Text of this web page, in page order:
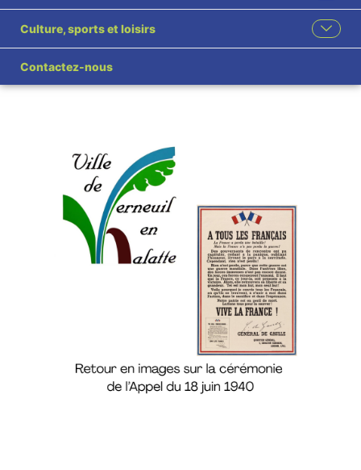
Culture, sports et loisirs
Contactez-nous
Accueil
Cérémonies Nationales
Retour en images sur la cérémonie du 18 juin